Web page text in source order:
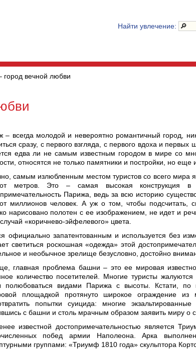
Найти увлечение:
вечной любви
– всегда молодой и невероятно романтичный город,
сразу, с первого взгляда, с первого вдоха и
едва ли не самым известным городом в мире со
относятся не только памятники и постройки, но
самым излюбленным местом туристов со всего мира
метров. Это – самая высокая конструкция
Парижа, ведь за всю историю
миллионов человек. А уж о том, чтобы подсчитать,
нарисовано полотен с ее изображением, не идет и
«коричнево-эйфелевого» цвета.
официально запатентованным и используется без
светиться роскошная «одежда» этой
и необычное зрелище безусловно, достойно
главная проблема башни – это ее мировая
количество посетителей. Многие туристы
полюбоваться видами Парижа с высоты. Кстати, по
площадкой протянуто широкое ограждение из
попытки суицида: многие
с башни и столь мрачным образом заявить миру о
известной достопримечательностью является
побед армии Наполеона. Арка
группами: «Триумф 1810 года» скульптора